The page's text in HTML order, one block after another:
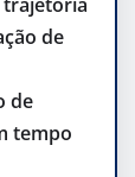
de
de
tempo